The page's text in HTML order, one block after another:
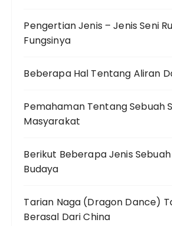
Pengertian Jenis – Jenis Seni
Fungsinya
Beberapa Hal Tentang Aliran
Pemahaman Tentang Sebuah
Masyarakat
Berikut Beberapa Jenis
Budaya
Tarian Naga (Dragon Dance)
Berasal Dari China